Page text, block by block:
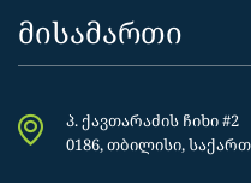
მისამართი
პ. ქავთარაძის ჩიხი #2
0186, თბილისი,